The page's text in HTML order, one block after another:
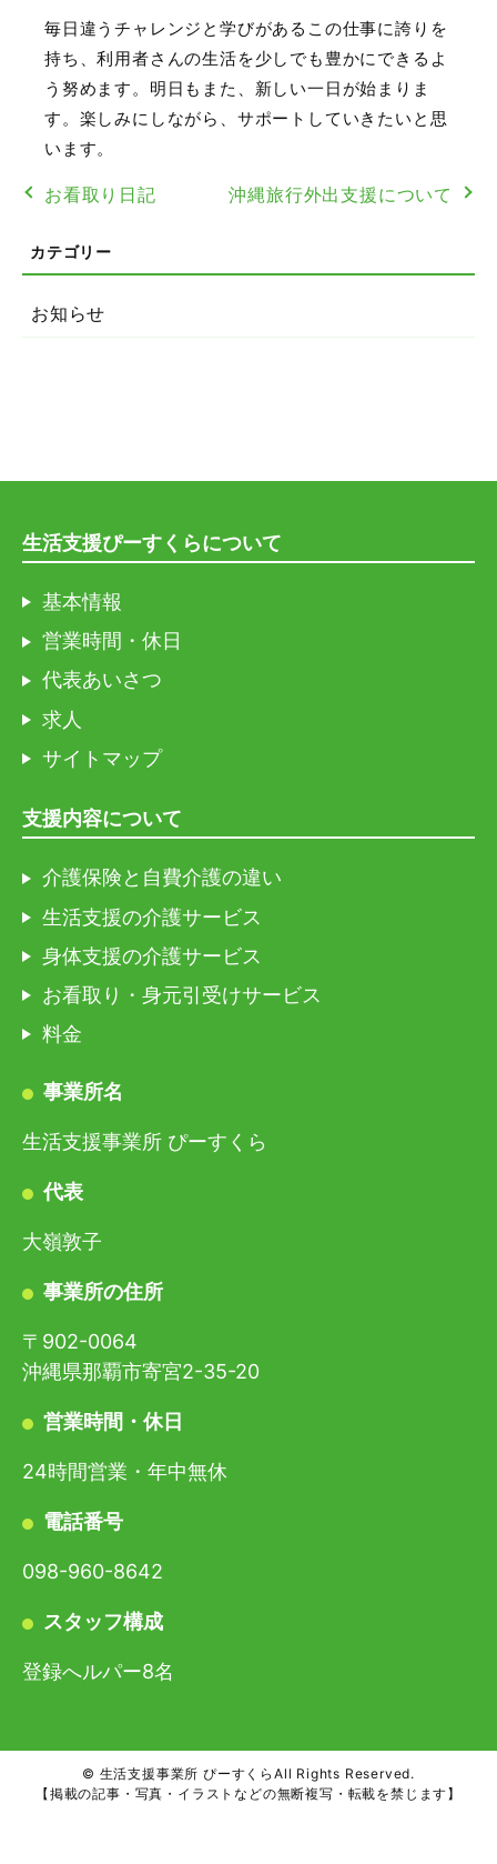
毎日違うチャレンジと学びがあるこの仕事に誇りを
持ち、利用者さんの生活を少しでも豊かにできるよ
う努めます。明日もまた、新しい一日が始まりま
す。楽しみにしながら、サポートしていきたいと思
います。
お看取り日記 沖縄旅行外出支援について
お知らせ
生活支援ぴーすくらについて
基本情報
営業時間・休日
代表あいさつ
求人
サイトマップ
支援内容について
介護保険と自費介護の違い
生活支援の介護サービス
身体支援の介護サービス
お看取り・身元引受けサービス
料金
事業所名
生活支援事業所 ぴーすくら
代表
大嶺敦子
事業所の住所
〒902-0064
沖縄県那覇市寄宮2-35-20
営業時間・休日
24時間営業・年中無休
電話番号
098-960-8642
スタッフ構成
登録へルパー8名
© 生活支援事業所 ぴーすくらAll Rights Reserved.
【掲載の記事・写真・イラストなどの無断複写・転載を禁じます】